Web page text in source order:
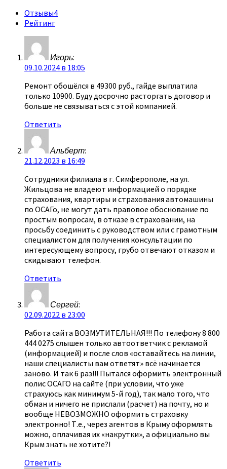
Отзывы4
Рейтинг
Игорь:
09.10.2024 в 18:05
Ремонт обошёлся в 49300 руб., гайде выплатила
только 10900. Буду досрочно расторгать договор и
больше не связываться с этой компанией.
Ответить
Альберт:
21.12.2023 в 16:49
Сотрудники филиала в г. Симферополе, на ул.
Жильцова не владеют информацией о порядке
страхования, квартиры и страхования автомашины
по ОСАГо, не могут дать правовое обоснование по
простым вопросам, в отказе в страховании, на
просьбу соединить с руководством или с грамотным
специалистом для получения консультации по
интересующему вопросу, грубо отвечают отказом и
скидывают телефон.
Ответить
Сергей:
02.09.2022 в 23:00
Работа сайта ВОЗМУТИТЕЛЬНАЯ!!! По телефону 8 800
444 0275 слышен только автоответчик с рекламой
(информацией) и после слов «оставайтесь на линии,
наши специалисты вам ответят» всё начинается
заново. И так 6 раз!!! Пытался оформить электронный
полис ОСАГО на сайте (при условии, что уже
страхуюсь как минимум 5-й год), так мало того, что
обман и ничего не прислали (расчет) на почту, но и
вообще НЕВОЗМОЖНО оформить страховку
электронно! Т.е., через агентов в Крыму оформлять
можно, оплачивая их «накрутки», а официально вы
Крым знать не хотите?!
Ответить